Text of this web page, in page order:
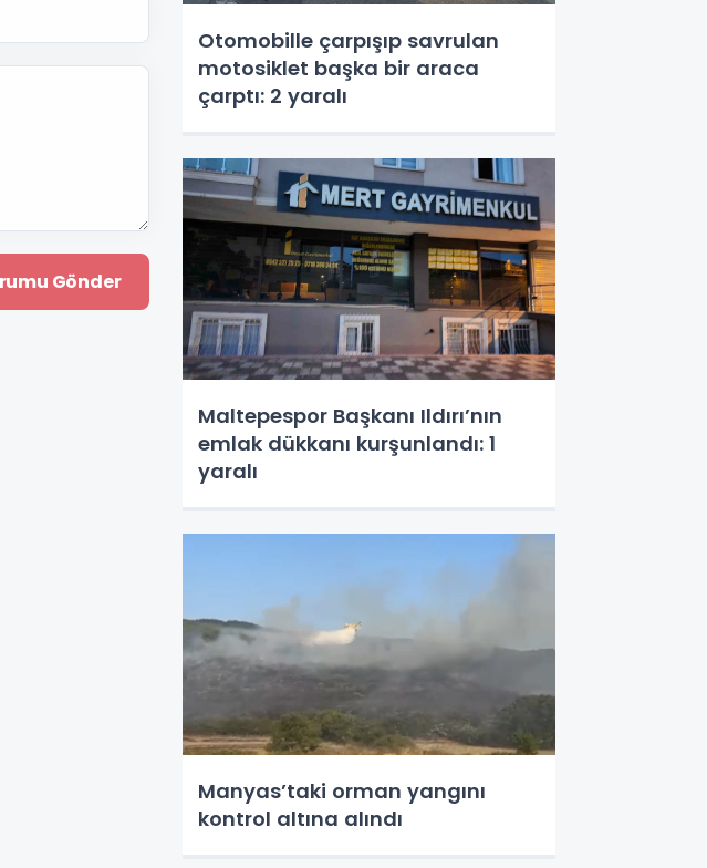
Otomobille çarpışıp savrulan
motosiklet başka bir araca
çarptı: 2 yaralı
Maltepespor Başkanı Ildırı’nın
emlak dükkanı kurşunlandı: 1
yaralı
Manyas’taki orman yangını
kontrol altına alındı